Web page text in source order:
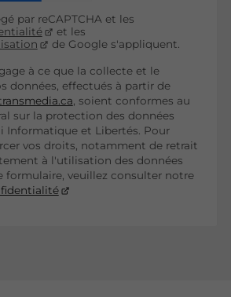
par reCAPTCHA et les
et les
de Google s'appliquent.
à ce que la collecte et le
données, effectués à partir de
, soient conformes au
sur la protection des données
Informatique et Libertés. Pour
vos droits, notamment de retrait
à l'utilisation des données
formulaire, veuillez consulter notre